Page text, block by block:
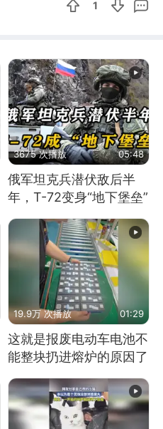
1
3675 次播放 05:48
俄军坦克兵潜伏敌后半
年，T-72变身“地下堡垒”
19.9万 次播放 01:29
这就是报废电动车电池不
能整块扔进熔炉的原因了